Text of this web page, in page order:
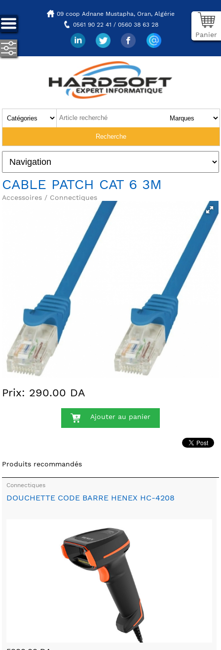
09 coop Adnane Mustapha, Oran, Algérie
0561 90 22 41 / 0560 38 63 28
Panier
CABLE PATCH CAT 6 3M
Accessoires / Connectiques
Prix: 290.00 DA
Ajouter au panier
Produits recommandés
Connectiques
DOUCHETTE CODE BARRE HENEX HC-4208